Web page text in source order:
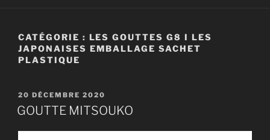
CATÉGORIE : LES GOUTTES G8 I LES
JAPONAISES EMBALLAGE SACHET
PLASTIQUE
PUBLIÉ
LE
20 DÉCEMBRE 2020
GOUTTE MITSOUKO